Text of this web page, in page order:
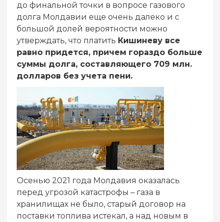
до финальной точки в вопросе газового
долга Молдавии еще очень далеко и с
большой долей вероятности можно
утверждать, что платить Кишиневу все
равно придется, причем гораздо больше
суммы долга, составляющего 709 млн.
долларов без учета пени.
Осенью 2021 года Молдавия оказалась
перед угрозой катастрофы – газа в
хранилищах не было, старый договор на
поставки топлива истекал, а над новым в